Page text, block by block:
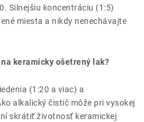
Silnejšiu koncentráciu (1:5)
miesta a nikdy nenechávajte
keramicky ošetrený lak?
(1:20 a viac) a
alkalický čistič môže pri vysokej
skrátiť životnosť keramickej